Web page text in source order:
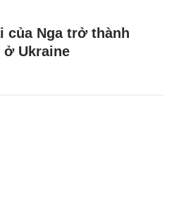
của Nga trở thành
ở Ukraine